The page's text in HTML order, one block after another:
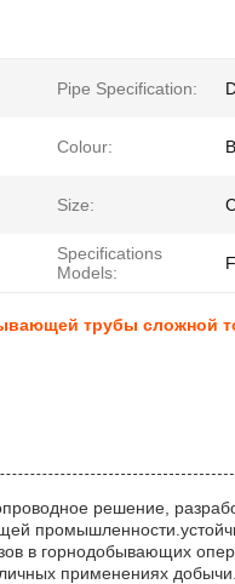
Pipe Specification:
Colour:
Size:
Specifications
Models:
трубы сложной
решение,
в горнодобывающих
применениях добычи.